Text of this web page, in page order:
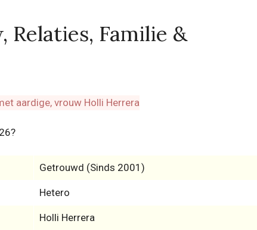
Familie &
Getrouwd (Sinds 2001)
Hetero
Holli Herrera